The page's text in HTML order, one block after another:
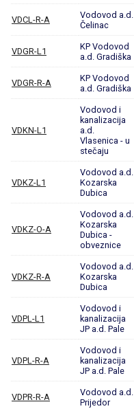
VDCL-R-A
Vodovod a.d.
Čelinac
VDGR-L1
KP Vodovod
a.d. Gradiška
VDGR-R-A
KP Vodovod
a.d. Gradiška
VDKN-L1
Vodovod i
kanalizacija
a.d.
Vlasenica - u
stečaju
VDKZ-L1
Vodovod a.d.
Kozarska
Dubica
VDKZ-O-A
Vodovod a.d.
Kozarska
Dubica -
obveznice
VDKZ-R-A
Vodovod a.d.
Kozarska
Dubica
VDPL-L1
Vodovod i
kanalizacija
JP a.d. Pale
VDPL-R-A
Vodovod i
kanalizacija
JP a.d. Pale
VDPR-R-A
Vodovod a.d.
Prijedor